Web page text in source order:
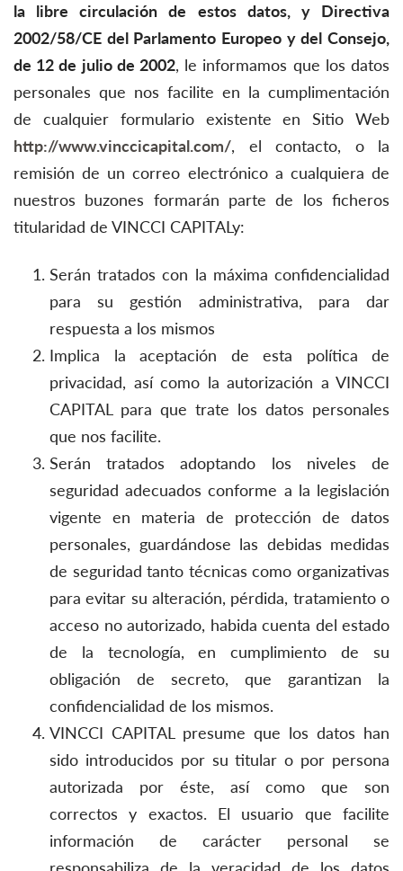
la libre circulación de estos datos, y Directiva
2002/58/CE del Parlamento Europeo y del Consejo,
de 12 de julio de 2002, le informamos que los datos
personales que nos facilite en la cumplimentación
de cualquier formulario existente en Sitio Web
http://www.vinccicapital.com/, el contacto, o la
remisión de un correo electrónico a cualquiera de
nuestros buzones formarán parte de los ficheros
titularidad de VINCCI CAPITALy:
Serán tratados con la máxima confidencialidad
para su gestión administrativa, para dar
respuesta a los mismos
Implica la aceptación de esta política de
privacidad, así como la autorización a VINCCI
CAPITAL para que trate los datos personales
que nos facilite.
Serán tratados adoptando los niveles de
seguridad adecuados conforme a la legislación
vigente en materia de protección de datos
personales, guardándose las debidas medidas
de seguridad tanto técnicas como organizativas
para evitar su alteración, pérdida, tratamiento o
acceso no autorizado, habida cuenta del estado
de la tecnología, en cumplimiento de su
obligación de secreto, que garantizan la
confidencialidad de los mismos.
VINCCI CAPITAL presume que los datos han
sido introducidos por su titular o por persona
autorizada por éste, así como que son
correctos y exactos. El usuario que facilite
información de carácter personal se
responsabiliza de la veracidad de los datos